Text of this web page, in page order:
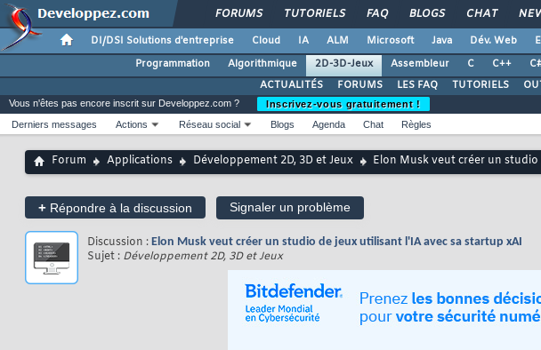
FORUMS TUTORIELS FAQ BLOGS CHAT
DI/DSI Solutions d'entreprise Cloud IA ALM Microsoft Java Dév. Web
Programmation
Algorithmique 2D-3D-Jeux Assembleur C C++
ACTUALITÉS
FORUMS LES FAQ TUTORIELS
Vous n'êtes pas encore inscrit sur Developpez.com ?
Inscrivez-vous gratuitement !
Derniers messages
Actions Réseau social Blogs Agenda Chat Règles
Forum Applications Développement 2D, 3D et Jeux Elon Musk veut créer un
+ Répondre à la discussion Signaler un problème
Discussion : Elon Musk veut créer un studio de jeux utilisant l'IA avec sa startup xAI
Sujet : Développement 2D, 3D et Jeux